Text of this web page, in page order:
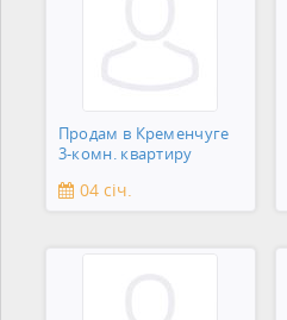
Продам в Кременчуге
3-комн. квартиру
04 січ.